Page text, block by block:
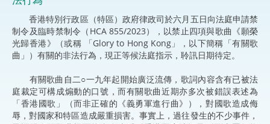
香港特別行政區（特區）政府律政司於六月五日向法庭申請禁
制令及臨時禁制令（HCA 855/2023），以禁止四項與歌曲《願榮
光歸香港》（或稱 「Glory to Hong Kong」，以下簡稱「有關歌
曲」）有關的非法行為，現正等候法庭指示，聆訊日期待定。
有關歌曲自二○一九年起開始廣泛流傳，歌詞內容含有已被法
庭裁定可構成煽動的口號，而有關歌曲近期亦多次被錯誤表述為
「香港國歌」（而非正確的《義勇軍進行曲》），對國歌造成侮
辱，對國家和特區造成嚴重損害。事實上，過往發生的不少事件，